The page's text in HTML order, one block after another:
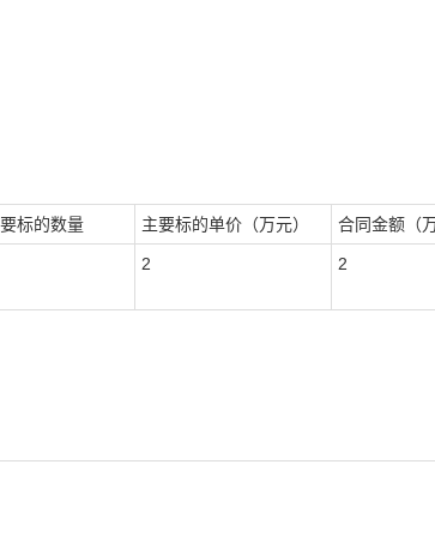
标的数量 主要标的单价（万元） 合同金额（
2 2